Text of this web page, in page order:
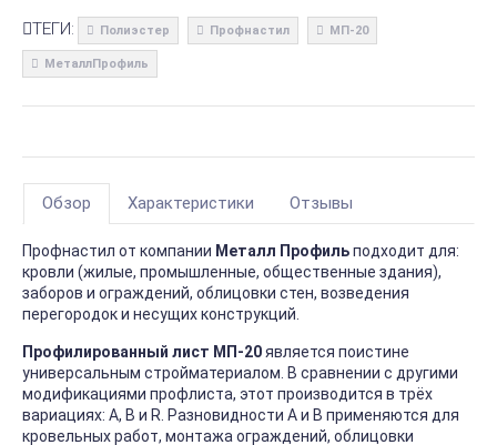
ТЕГИ: Полиэстер Профнастил МП-20
МеталлПрофиль
Обзор Характеристики Отзывы
Профнастил от компании Металл Профильподходит для:
кровли (жилые, промышленные, общественные здания),
заборов и ограждений, облицовки стен, возведения
перегородок и несущих конструкций.
Профилированный лист МП-20является поистине
универсальным стройматериалом. В сравнении с другими
модификациями профлиста, этот производится в трёх
вариациях: А, В и R. Разновидности А и В применяются для
кровельных работ, монтажа ограждений, облицовки